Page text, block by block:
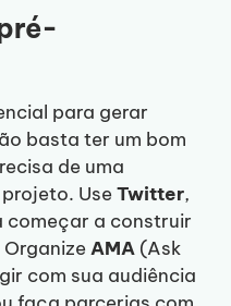
para gerar
basta ter um bom
de uma
UseTwitter,
começar a construir
AMA (Ask
com sua audiência